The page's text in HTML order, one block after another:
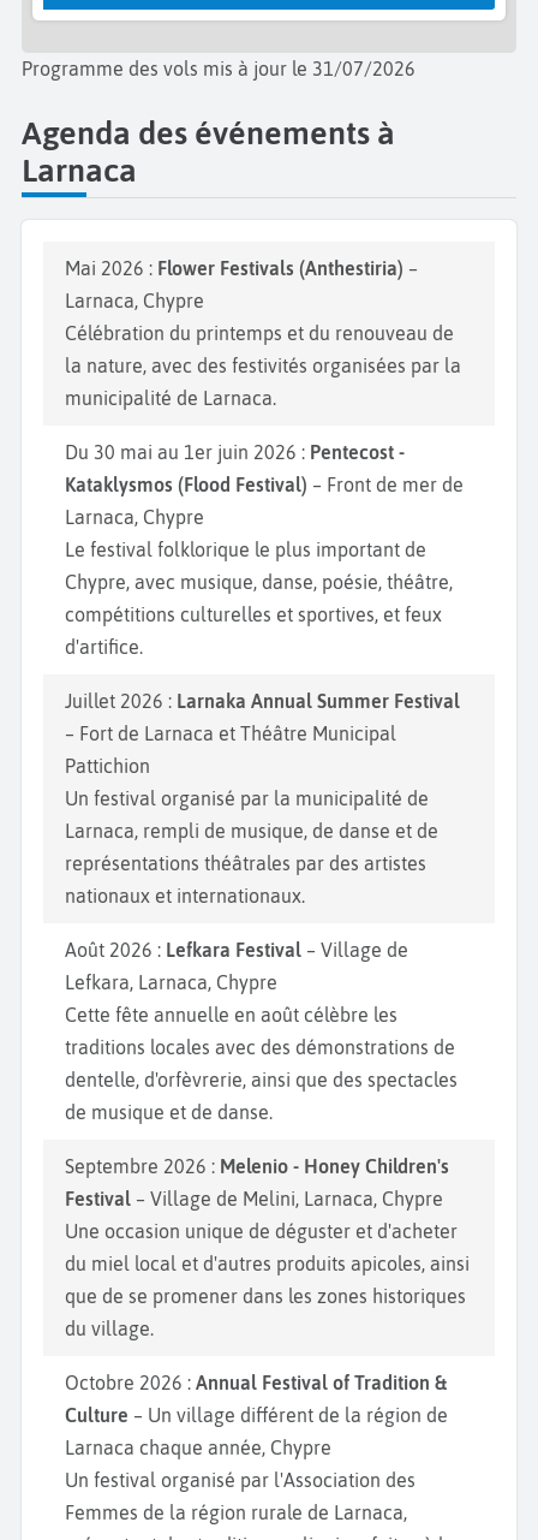
Programme des vols mis à jour le 31/07/2026
Agenda des événements à
Larnaca
Mai 2026 : Flower Festivals (Anthestiria) –
Larnaca, Chypre
Célébration du printemps et du renouveau de
la nature, avec des festivités organisées par la
municipalité de Larnaca.
Du 30 mai au 1er juin 2026 : Pentecost -
Kataklysmos (Flood Festival) – Front de mer de
Larnaca, Chypre
Le festival folklorique le plus important de
Chypre, avec musique, danse, poésie, théâtre,
compétitions culturelles et sportives, et feux
d'artifice.
Juillet 2026 : Larnaka Annual Summer Festival
– Fort de Larnaca et Théâtre Municipal
Pattichion
Un festival organisé par la municipalité de
Larnaca, rempli de musique, de danse et de
représentations théâtrales par des artistes
nationaux et internationaux.
Août 2026 : Lefkara Festival – Village de
Lefkara, Larnaca, Chypre
Cette fête annuelle en août célèbre les
traditions locales avec des démonstrations de
dentelle, d'orfèvrerie, ainsi que des spectacles
de musique et de danse.
Septembre 2026 : Melenio - Honey Children's
Festival – Village de Melini, Larnaca, Chypre
Une occasion unique de déguster et d'acheter
du miel local et d'autres produits apicoles, ainsi
que de se promener dans les zones historiques
du village.
Octobre 2026 : Annual Festival of Tradition &
Culture – Un village différent de la région de
Larnaca chaque année, Chypre
Un festival organisé par l'Association des
Femmes de la région rurale de Larnaca,